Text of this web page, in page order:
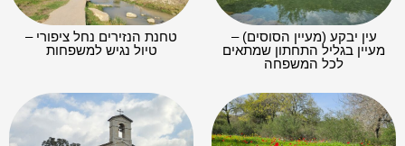
עין יבקע (מעיין הסוסים) –
מעיין בגליל התחתון שמתאים
לכל המשפחה
טחנת הנזירים נחל ציפורי –
טיול נגיש למשפחות